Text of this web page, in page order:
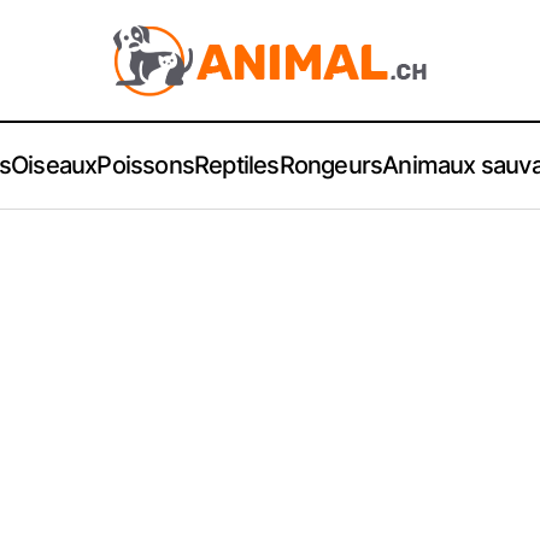
OiseauxPoissonsReptilesRongeursAnimaux